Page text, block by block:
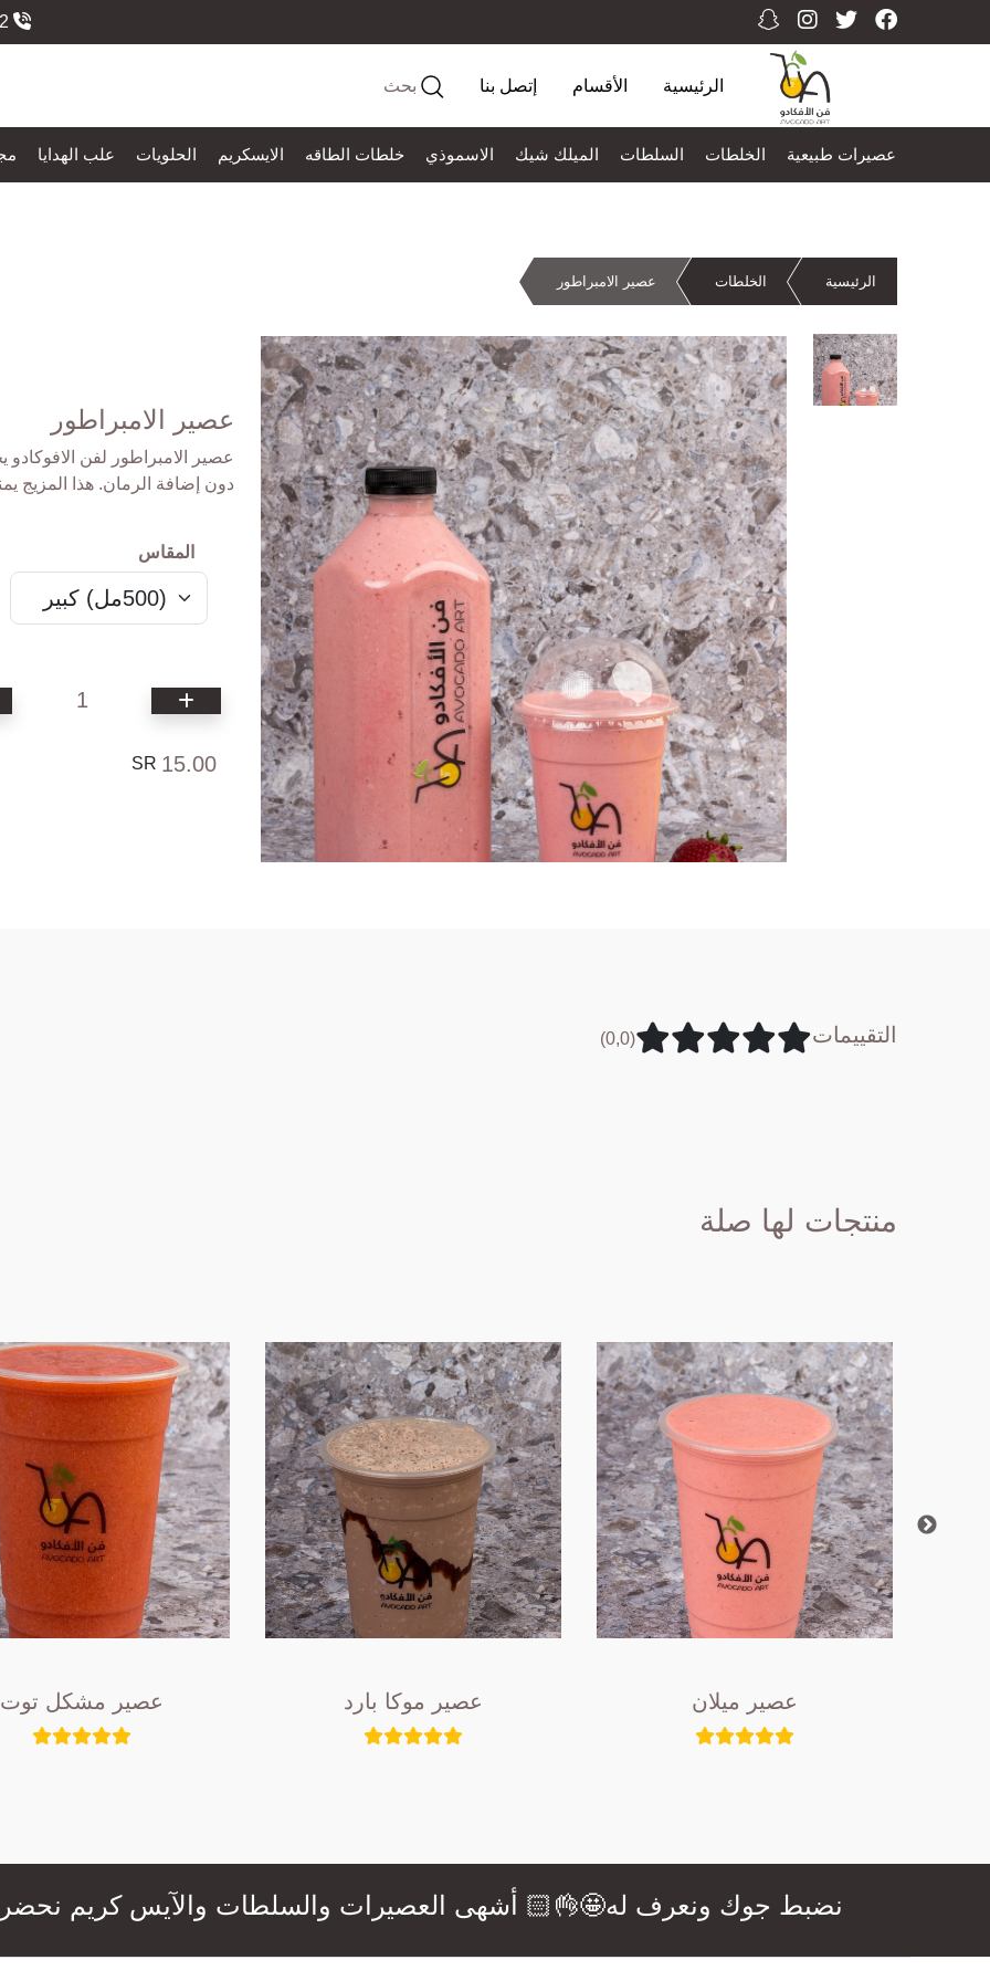
الرئيسية الأقسام إتصل بنا بحث
عصيرات طبيعية الخلطات السلطات الميلك شيك الاسموذي خلطات الطاقه الايسكريم الحلويات علب الهدايا
الرئيسية الخلطات عصير الامبراطور
عصير الامبراطور
عصير الامبراطور لفن الافوكادو
دون إضافة الرمان. هذا المزيج
المقاس
1
15.00
SR
التقييمات (0,0)
منتجات لها صلة
عصير مشكل توت عصير موكا بارد عصير ميلان
نضبط جوك ونعرف له🤩👌🏻 أشهى العصيرات والسلطات والآيس كريم نحضرها لكم